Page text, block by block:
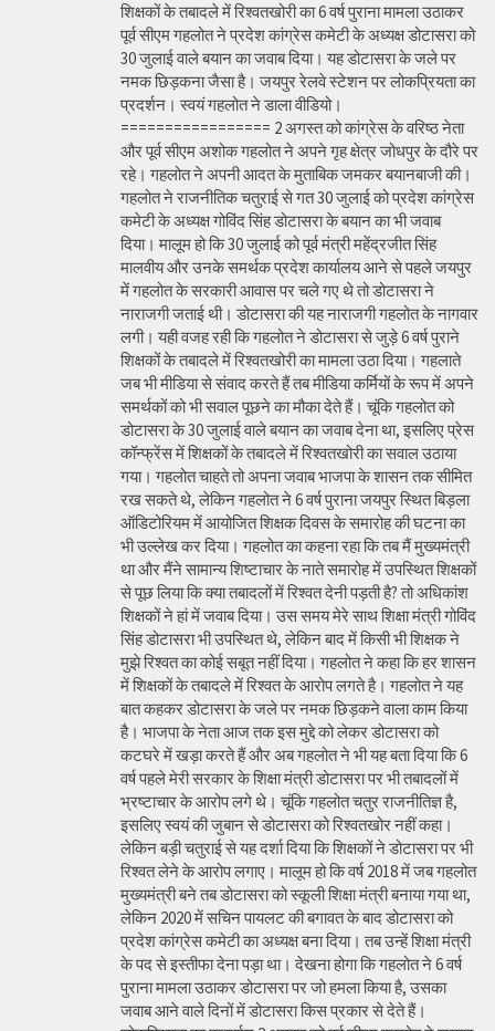
शिक्षकों के तबादले में रिश्वतखोरी का 6 वर्ष पुराना मामला उठाकर
पूर्व सीएम गहलोत ने प्रदेश कांग्रेस कमेटी के अध्यक्ष डोटासरा को
30 जुलाई वाले बयान का जवाब दिया। यह डोटासरा के जले पर
नमक छिड़कना जैसा है। जयपुर रेलवे स्टेशन पर लोकप्रियता का
प्रदर्शन। स्वयं गहलोत ने डाला वीडियो।
================= 2 अगस्त को कांग्रेस के वरिष्ठ नेता
और पूर्व सीएम अशोक गहलोत ने अपने गृह क्षेत्र जोधपुर के दौरे पर
रहे। गहलोत ने अपनी आदत के मुताबिक जमकर बयानबाजी की।
गहलोत ने राजनीतिक चतुराई से गत 30 जुलाई को प्रदेश कांग्रेस
कमेटी के अध्यक्ष गोविंद सिंह डोटासरा के बयान का भी जवाब
दिया। मालूम हो कि 30 जुलाई को पूर्व मंत्री महेंद्रजीत सिंह
मालवीय और उनके समर्थक प्रदेश कार्यालय आने से पहले जयपुर
में गहलोत के सरकारी आवास पर चले गए थे तो डोटासरा ने
नाराजगी जताई थी। डोटासरा की यह नाराजगी गहलोत के नागवार
लगी। यही वजह रही कि गहलोत ने डोटासरा से जुड़े 6 वर्ष पुराने
शिक्षकों के तबादले में रिश्वतखोरी का मामला उठा दिया। गहलाते
जब भी मीडिया से संवाद करते हैं तब मीडिया कर्मियों के रूप में अपने
समर्थकों को भी सवाल पूछने का मौका देते हैं। चूंकि गहलोत को
डोटासरा के 30 जुलाई वाले बयान का जवाब देना था, इसलिए प्रेस
कॉन्फ्रेंस में शिक्षकों के तबादले में रिश्वतखोरी का सवाल उठाया
गया। गहलोत चाहते तो अपना जवाब भाजपा के शासन तक सीमित
रख सकते थे, लेकिन गहलोत ने 6 वर्ष पुराना जयपुर स्थित बिड़ला
ऑडिटोरियम में आयोजित शिक्षक दिवस के समारोह की घटना का
भी उल्लेख कर दिया। गहलोत का कहना रहा कि तब मैं मुख्यमंत्री
था और मैंने सामान्य शिष्टाचार के नाते समारोह में उपस्थित शिक्षकों
से पूछ लिया कि क्या तबादलों में रिश्वत देनी पड़ती है? तो अधिकांश
शिक्षकों ने हां में जवाब दिया। उस समय मेरे साथ शिक्षा मंत्री गोविंद
सिंह डोटासरा भी उपस्थित थे, लेकिन बाद में किसी भी शिक्षक ने
मुझे रिश्वत का कोई सबूत नहीं दिया। गहलोत ने कहा कि हर शासन
में शिक्षकों के तबादले में रिश्वत के आरोप लगते है। गहलोत ने यह
बात कहकर डोटासरा के जले पर नमक छिड़कने वाला काम किया
है। भाजपा के नेता आज तक इस मुद्दे को लेकर डोटासरा को
कटघरे में खड़ा करते हैं और अब गहलोत ने भी यह बता दिया कि 6
वर्ष पहले मेरी सरकार के शिक्षा मंत्री डोटासरा पर भी तबादलों में
भ्रष्टाचार के आरोप लगे थे। चूंकि गहलोत चतुर राजनीतिज्ञ है,
इसलिए स्वयं की जुबान से डोटासरा को रिश्वतखोर नहीं कहा।
लेकिन बड़ी चतुराई से यह दर्शा दिया कि शिक्षकों ने डोटासरा पर भी
रिश्वत लेने के आरोप लगाए। मालूम हो कि वर्ष 2018 में जब गहलोत
मुख्यमंत्री बने तब डोटासरा को स्कूली शिक्षा मंत्री बनाया गया था,
लेकिन 2020 में सचिन पायलट की बगावत के बाद डोटासरा को
प्रदेश कांग्रेस कमेटी का अध्यक्ष बना दिया। तब उन्हें शिक्षा मंत्री
के पद से इस्तीफा देना पड़ा था। देखना होगा कि गहलोत ने 6 वर्ष
पुराना मामला उठाकर डोटासरा पर जो हमला किया है, उसका
जवाब आने वाले दिनों में डोटासरा किस प्रकार से देते हैं।